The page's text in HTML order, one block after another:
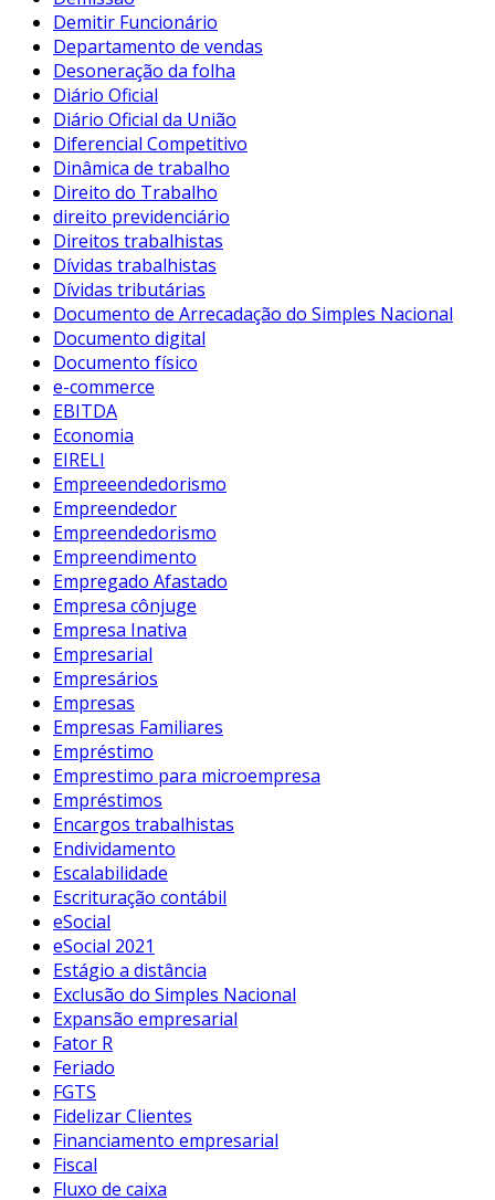
Demitir Funcionário
Departamento de vendas
Desoneração da folha
Diário Oficial
Diário Oficial da União
Diferencial Competitivo
Dinâmica de trabalho
Direito do Trabalho
direito previdenciário
Direitos trabalhistas
Dívidas trabalhistas
Dívidas tributárias
Documento de Arrecadação do Simples Nacional
Documento digital
Documento físico
e-commerce
EBITDA
Economia
EIRELI
Empreeendedorismo
Empreendedor
Empreendedorismo
Empreendimento
Empregado Afastado
Empresa cônjuge
Empresa Inativa
Empresarial
Empresários
Empresas
Empresas Familiares
Empréstimo
Emprestimo para microempresa
Empréstimos
Encargos trabalhistas
Endividamento
Escalabilidade
Escrituração contábil
eSocial
eSocial 2021
Estágio a distância
Exclusão do Simples Nacional
Expansão empresarial
Fator R
Feriado
FGTS
Fidelizar Clientes
Financiamento empresarial
Fiscal
Fluxo de caixa